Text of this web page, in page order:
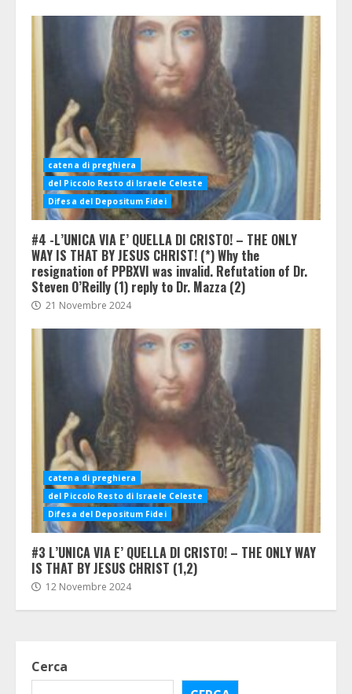
catena di preghiera
del Piccolo Resto di Israele Celeste
Difesa del Depositum Fidei
#4 -L’UNICA VIA E’ QUELLA DI CRISTO! – THE ONLY
WAY IS THAT BY JESUS CHRIST! (*) Why the
resignation of PPBXVI was invalid. Refutation of Dr.
Steven O’Reilly (1) reply to Dr. Mazza (2)
21 Novembre 2024
catena di preghiera
del Piccolo Resto di Israele Celeste
Difesa del Depositum Fidei
#3 L’UNICA VIA E’ QUELLA DI CRISTO! – THE ONLY WAY
IS THAT BY JESUS CHRIST (1,2)
12 Novembre 2024
Cerca